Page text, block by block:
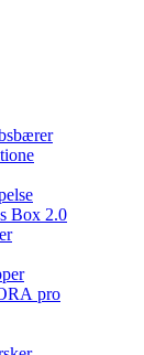
Box 2.0
pro